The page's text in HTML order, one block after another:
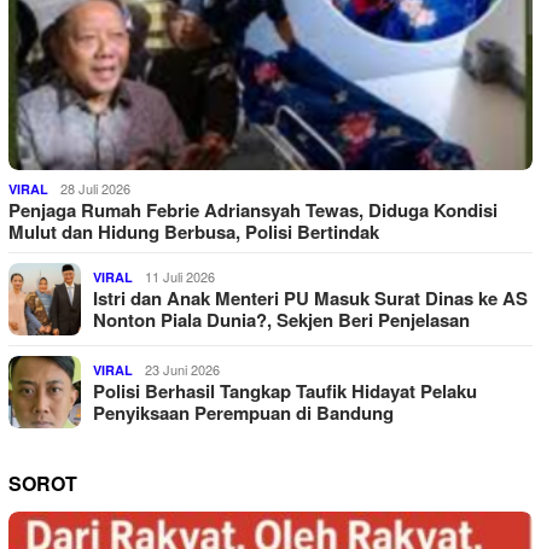
VIRAL 28 Juli 2026
Penjaga Rumah Febrie Adriansyah Tewas, Diduga Kondisi
Mulut dan Hidung Berbusa, Polisi Bertindak
VIRAL 11 Juli 2026
Istri dan Anak Menteri PU Masuk Surat Dinas ke AS
Nonton Piala Dunia?, Sekjen Beri Penjelasan
VIRAL 23 Juni 2026
Polisi Berhasil Tangkap Taufik Hidayat Pelaku
Penyiksaan Perempuan di Bandung
SOROT